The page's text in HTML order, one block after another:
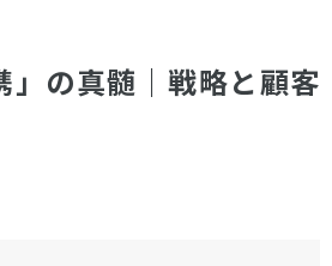
」の真髄｜戦略と顧客